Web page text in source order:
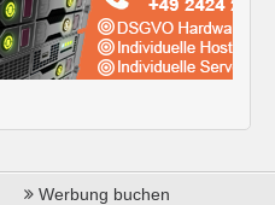
Werbung buchen